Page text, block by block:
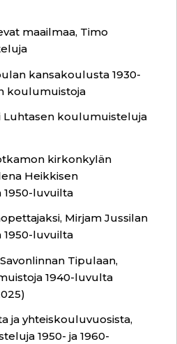
maailmaa, Timo
kansakoulusta 1930-
koulumuistoja
Luhtasen koulumuisteluja
kirkonkylän
Heikkisen
1950-luvuilta
Mirjam Jussilan
1950-luvuilta
Tipulaan,
1940-luvulta
ja yhteiskouluvuosista,
1950- ja 1960-